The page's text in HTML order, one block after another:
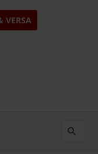
VERSA